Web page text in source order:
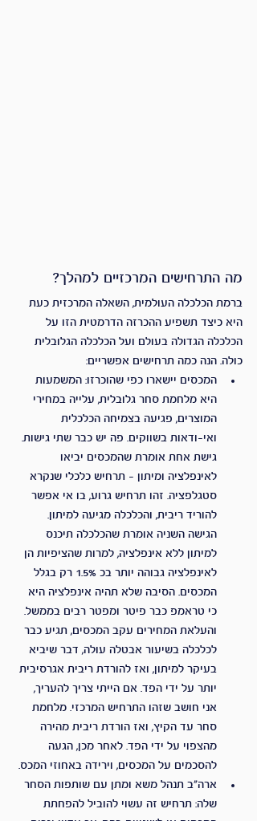
מה התרחישים המרכזיים למהלך?
ברמת הכלכלה העולמית, השאלה המרכזית כעת
היא כיצד תשפיע ההכרזה הדרמטית הזו על
הכלכלה הגדולה בעולם ועל הכלכלה הגלובלית
כולה. הנה כמה תרחישים אפשריים:
המכסים יישארו כפי שהוכרזו: המשמעות
היא מלחמת סחר גלובלית, עלייה במחירי
המוצרים, פגיעה בצמיחה הכלכלית
ואי-ודאות בשווקים. פה יש כבר שתי גישות.
גישת אחת אומרת שהמכסים יביאו
לאינפלציה ומיתון – תרחיש כלכלי שנקרא
סטגלפציה. זהו תרחיש גרוע, בו אי אפשר
להוריד ריבית, והכלכלה מגיעה למיתון.
הגישה השניה אומרת שהכלכלה תיכנס
למיתון ללא אינפלציה, למרות שהציפיות הן
לאינפלציה גבוהה יותר בכ 1.5% רק בגלל
המכסים. הסיבה שלא תהיה אינפלציה היא
כי טראמפ כבר פיטר ומפטר רבים בממשל.
והעלאת המחירים עקב המכסים, תגיע כבר
לכלכלה בשיעור אבטלה עולה, דבר שיביא
בעיקר למיתון, ואז להורדת ריבית אגרסיבית
יותר על ידי הפד. אם הייתי צריך להעריך,
אני חושב שזהו התרחיש המרכזי. מלחמת
סחר עד הקיץ, ואז הורדת ריבית מהירה
מהצפוי על ידי הפד. לאחר מכן, הגעה
להסכמים על המכסים, וירידה באחוזי המכס.
ארה"ב תנהל משא ומתן עם שותפות הסחר
שלה: תרחיש זה עשוי להוביל להפחתת